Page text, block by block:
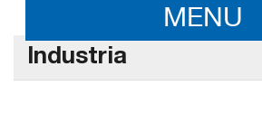
MENU
Industria